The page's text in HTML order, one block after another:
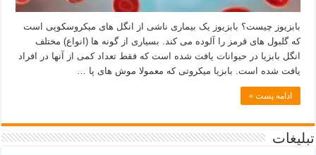
بابزیوز چیست؟ بابزیوز یک بیماری ناشی از انگل های میکروسکوپی است
که گلبول های قرمز را آلوده می کند. بسیاری از گونه ها (انواع) مختلف
انگل بابزیا در حیوانات یافت شده است که فقط تعداد کمی از آنها در افراد
یافت شده است. بابزیا میکروتی که معمولا موش های پا …
ادامه پست »
تبلیغات